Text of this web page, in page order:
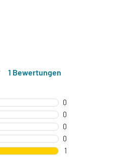
1 Bewertungen
0
0
0
0
1